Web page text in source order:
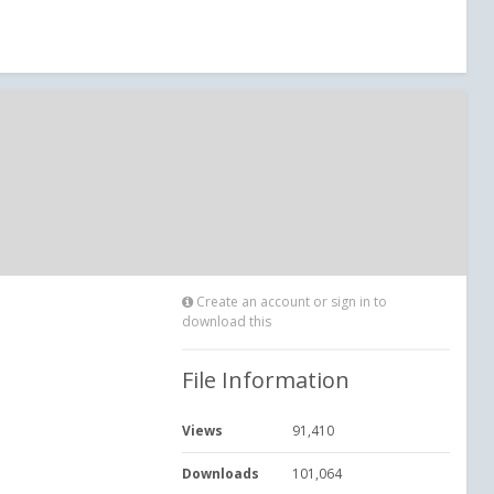
Create an account or sign in to
download this
File Information
Views 91,410
Downloads 101,064